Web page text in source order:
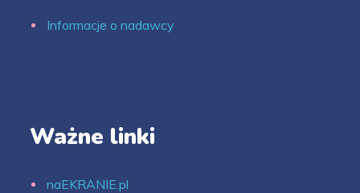
Informacje o nadawcy
Ważne linki
naEKRANIE.pl